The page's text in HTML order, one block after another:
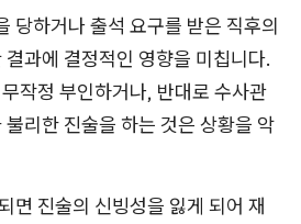
당하거나 출석 요구를 받은 직후의
과에 결정적인 영향을 미칩니다.
작정 부인하거나, 반대로 수사관
리한 진술을 하는 것은 상황을 악
면 진술의 신빙성을 잃게 되어 재